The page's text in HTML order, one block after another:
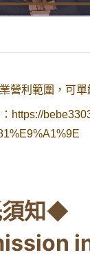
營利範圍，可
https://
知◆